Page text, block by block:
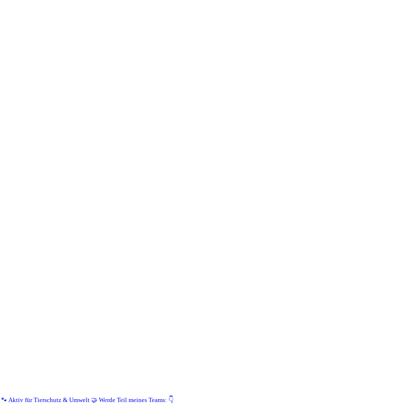
🐾 Aktiv für Tierschutz & Umwelt 🤝 Werde Teil meines Teams: 👇